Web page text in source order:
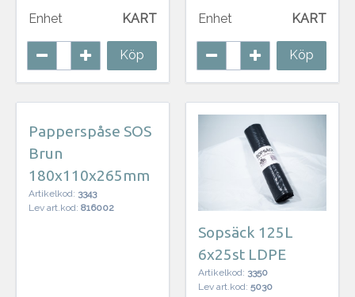
Enhet KART
Köp
Enhet KART
Köp
Papperspåse SOS
Brun
180x110x265mm
Artikelkod: 3343
Lev art.kod: 816002
Sopsäck 125L
6x25st LDPE
Artikelkod: 3350
Lev art.kod: 5030